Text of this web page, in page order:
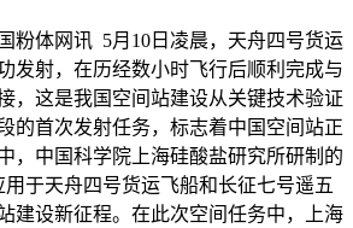
粉体网讯 5月10日凌晨，天舟四号货运
发射，在历经数小时飞行后顺利完成与
，这是我国空间站建设从关键技术验证
的首次发射任务，标志着中国空间站正
，中国科学院上海硅酸盐研究所研制的
于天舟四号货运飞船和长征七号遥五
建设新征程。在此次空间任务中，上海